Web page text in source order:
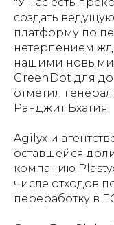
создать
платформу по
нетерпением
нашими новыми
GreenDot для
отметил
Ранджит Бхатия.
Agilyx и
оставшейся
компанию
числе отходов
переработку в